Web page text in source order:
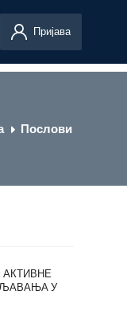
Пријава
Послови
У